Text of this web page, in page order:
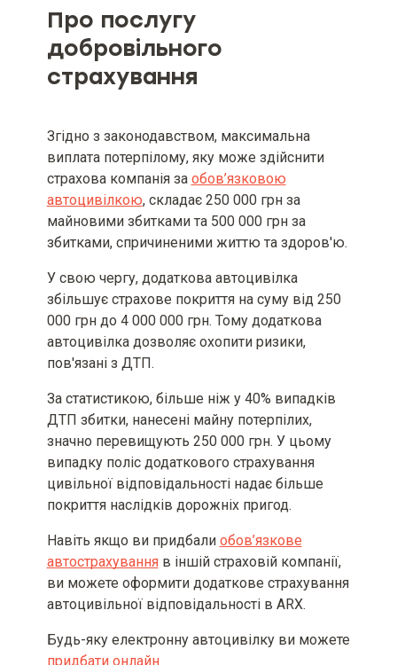
Мінімальний та максимальний
розміри страхової суми (ліміту
відповідальності), якщо
мінімальний та максимальний
Мінімальний та максимальний
розміри страхової премії та/або
страхового тарифу
Вид, мінімальний та
максимальний розміри франшизи
Територія та строк дії договору
страхування [включаючи
інформацію про порядок вступу
його в дію та період(и)
страхування (за наявності)]
Інформація про можливість
придбати страховий продукт
окремо, якщо такий продукт
пропонується разом із супутнім
та/або додатковим товаром,
роботою або послугою, що не є
страховою, як складова одного
Умови отримання знижки на
страховий продукт та акційні
пропозиції страховика (за
дії
Про послугу
добровільного
страхування
Згідно з законодавством, максимальна
виплата потерпілому, яку може здійснити
страхова компанія за обов’язковою
автоцивілкою, складає 250 000 грн за
майновими збитками та 500 000 грн за
збитками, спричиненими життю та здоров'ю.
У свою чергу, додаткова автоцивілка
збільшує страхове покриття на суму від 250
000 грн до 4 000 000 грн. Тому додаткова
автоцивілка дозволяє охопити ризики,
пов'язані з ДТП.
За статистикою, більше ніж у 40% випадків
ДТП збитки, нанесені майну потерпілих,
значно перевищують 250 000 грн. У цьому
випадку поліс додаткового страхування
цивільної відповідальності надає більше
покриття наслідків дорожніх пригод.
Навіть якщо ви придбали обов’язкове
автострахуванняв іншій страховій компанії,
ви можете оформити додаткове страхування
автоцивільної відповідальності в ARX.
Будь-яку електронну автоцивілку ви можете
придбати онлайн